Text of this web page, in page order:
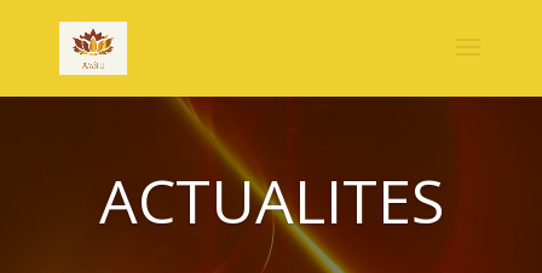
ACTUALITES